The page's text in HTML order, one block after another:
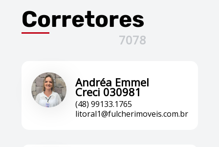
Corretores
7078
Andréa Emmel
Creci 030981
(48) 99133.1765
litoral1@fulcherimoveis.com.br